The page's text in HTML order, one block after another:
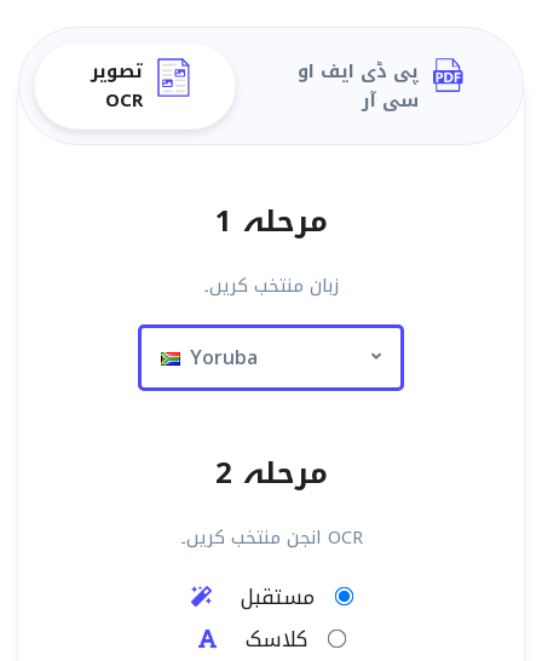
تصویر
OCR
پی ڈی ایف او
سی آر
مرحلہ 1
زبان منتخب کریں۔
Yoruba
مرحلہ 2
OCR انجن منتخب کریں۔
مستقبل
کلاسک